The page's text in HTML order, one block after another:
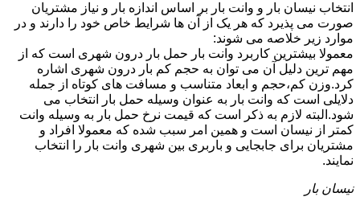
انتخاب نیسان بار و وانت بار بر اساس اندازه بار و نیاز مشتریان
صورت می پذیرد که هر یک از آن ها شرایط خاص خود را دارند و در
موارد زیر خلاصه می شوند:
معمولا بیشترین کاربرد وانت بار حمل بار درون شهری است که از
مهم ترین دلیل آن می توان به حجم کم بار درون شهری اشاره
کرد.وزن کم،حجم و ابعاد متناسب و مسافت های کوتاه از جمله
دلایلی است که وانت بار به عنوان وسیله حمل بار انتخاب می
شود.البته لازم به ذکر است که قیمت نرخ حمل بار به وسیله وانت
کمتر از نیسان است و همین امر سبب شده که معمولا افراد و
مشتریان برای جابجایی و باربری بین شهری وانت بار را انتخاب
نمایند.
نیسان بار